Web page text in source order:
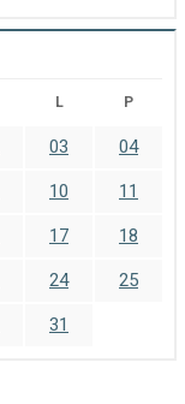
L P
03 04
10 11
17 18
24 25
31